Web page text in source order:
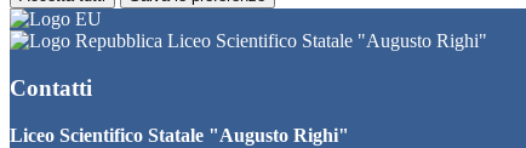
Liceo Scientifico Statale "Augusto Righi"
Contatti
Liceo Scientifico Statale "Augusto Righi"